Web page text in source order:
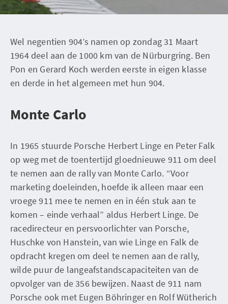
Wel negentien 904’s namen op zondag 31 Maart
1964 deel aan de 1000 km van de Nürburgring. Ben
Pon en Gerard Koch werden eerste in eigen klasse
en derde in het algemeen met hun 904.
Monte Carlo
In 1965 stuurde Porsche Herbert Linge en Peter Falk
op weg met de toentertijd gloednieuwe 911 om deel
te nemen aan de rally van Monte Carlo. “Voor
marketing doeleinden, hoefde ik alleen maar een
vroege 911 mee te nemen en in één stuk aan te
komen – einde verhaal” aldus Herbert Linge. De
racedirecteur en persvoorlichter van Porsche,
Huschke von Hanstein, van wie Linge en Falk de
opdracht kregen om deel te nemen aan de rally,
wilde puur de langeafstandscapaciteiten van de
opvolger van de 356 bewijzen. Naast de 911 nam
Porsche ook met Eugen Böhringer en Rolf Wütherich